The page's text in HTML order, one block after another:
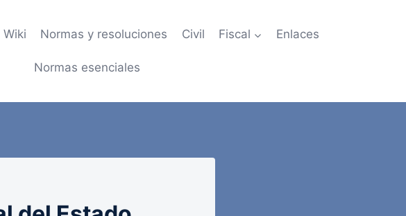
Wiki Normas y resoluciones Civil Fiscal Enlaces
Normas esenciales